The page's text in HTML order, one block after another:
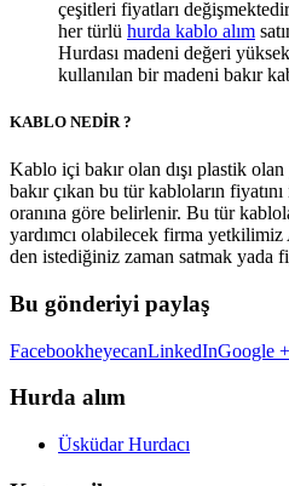
çeşitleri fiyatları
her türlü hurda kablo alım
Hurdası madeni değeri
kullanılan bir madeni bakır
KABLO NEDİR ?
Kablo içi bakır olan dışı plastik
bakır çıkan bu tür kabloların
oranına göre belirlenir. Bu tür
yardımcı olabilecek firma
den istediğiniz zaman satmak yada
Bu gönderiyi paylaş
FacebookheyecanLinkedInGoogle +
Hurda alım
Üsküdar Hurdacı